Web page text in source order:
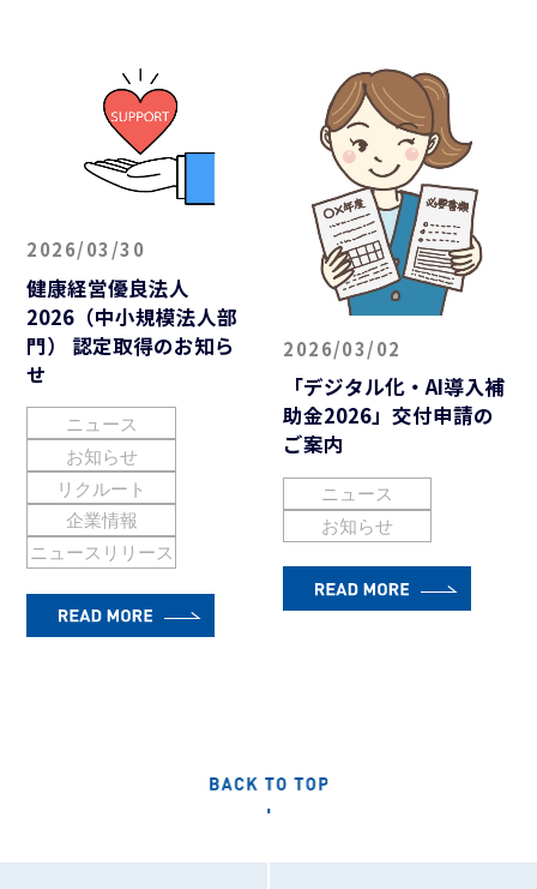
2026/03/30
健康経営優良法人
2026（中小規模法人部
門） 認定取得のお知ら
せ
ニュース
お知らせ
リクルート
企業情報
ニュースリリース
2026/03/02
「デジタル化・AI導入補
助金2026」交付申請の
ご案内
ニュース
お知らせ